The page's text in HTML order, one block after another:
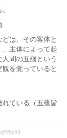
は、その客体と
主体によって起
間の五蘊という
を覚っていると
れている（五蘊皆